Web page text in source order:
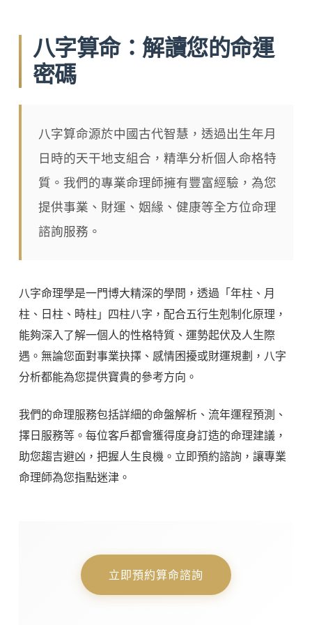
八字算命：解讀您的命運
密碼
八字算命源於中國古代智慧，透過出生年月
日時的天干地支組合，精準分析個人命格特
質。我們的專業命理師擁有豐富經驗，為您
提供事業、財運、姻緣、健康等全方位命理
諮詢服務。
八字命理學是一門博大精深的學問，透過「年柱、月
柱、日柱、時柱」四柱八字，配合五行生剋制化原理，
能夠深入了解一個人的性格特質、運勢起伏及人生際
遇。無論您面對事業抉擇、感情困擾或財運規劃，八字
分析都能為您提供寶貴的參考方向。
我們的命理服務包括詳細的命盤解析、流年運程預測、
擇日服務等。每位客戶都會獲得度身訂造的命理建議，
助您趨吉避凶，把握人生良機。立即預約諮詢，讓專業
命理師為您指點迷津。
立即預約算命諮詢